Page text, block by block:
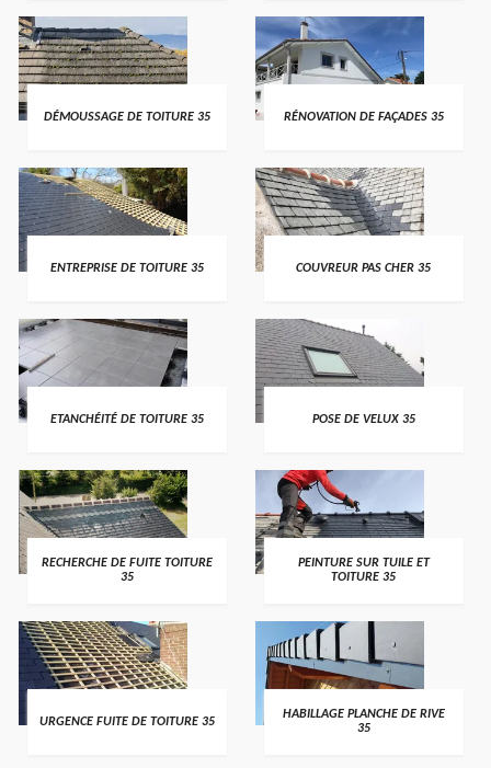
DÉMOUSSAGE DE TOITURE 35 RÉNOVATION DE FAÇADES 35
ENTREPRISE DE TOITURE 35 COUVREUR PAS CHER 35
ETANCHÉITÉ DE TOITURE 35 POSE DE VELUX 35
RECHERCHE DE FUITE TOITURE
35
PEINTURE SUR TUILE ET
TOITURE 35
URGENCE FUITE DE TOITURE 35
HABILLAGE PLANCHE DE RIVE
35